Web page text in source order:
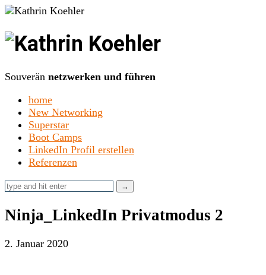
Kathrin
Koehler
Souverän netzwerken und führen
home
New Networking
Superstar
Boot Camps
LinkedIn Profil erstellen
Referenzen
Ninja_LinkedIn Privatmodus 2
2. Januar 2020